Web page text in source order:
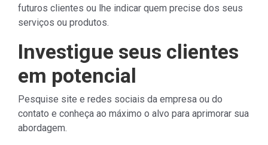
futuros clientes ou lhe indicar quem precise dos seus
serviços ou produtos.
Investigue seus clientes
em potencial
Pesquise site e redes sociais da empresa ou do
contato e conheça ao máximo o alvo para aprimorar sua
abordagem.